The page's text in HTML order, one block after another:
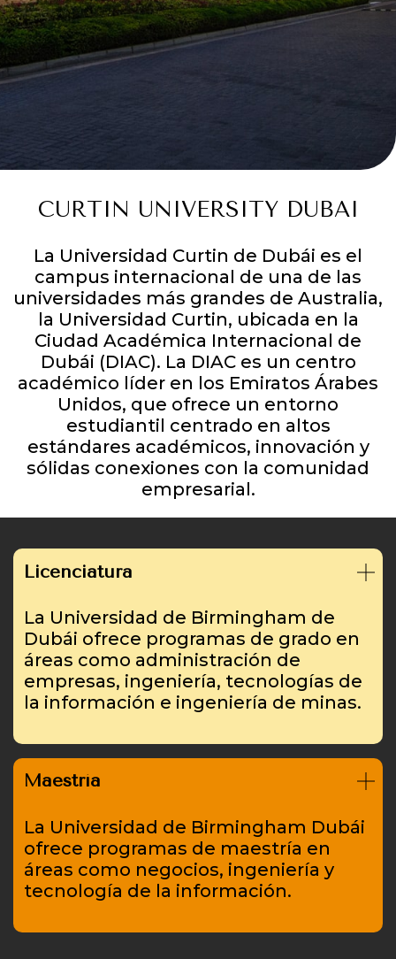
CURTIN UNIVERSITY DUBAI
La Universidad Curtin de Dubái es el
campus internacional de una de las
universidades más grandes de Australia,
la Universidad Curtin, ubicada en la
Ciudad Académica Internacional de
Dubái (DIAC). La DIAC es un centro
académico líder en los Emiratos Árabes
Unidos, que ofrece un entorno
estudiantil centrado en altos
estándares académicos, innovación y
sólidas conexiones con la comunidad
empresarial.
Licenciatura
La Universidad de Birmingham de
Dubái ofrece programas de grado en
áreas como administración de
empresas, ingeniería, tecnologías de
la información e ingeniería de minas.
Maestría
La Universidad de Birmingham Dubái
ofrece programas de maestría en
áreas como negocios, ingeniería y
tecnología de la información.